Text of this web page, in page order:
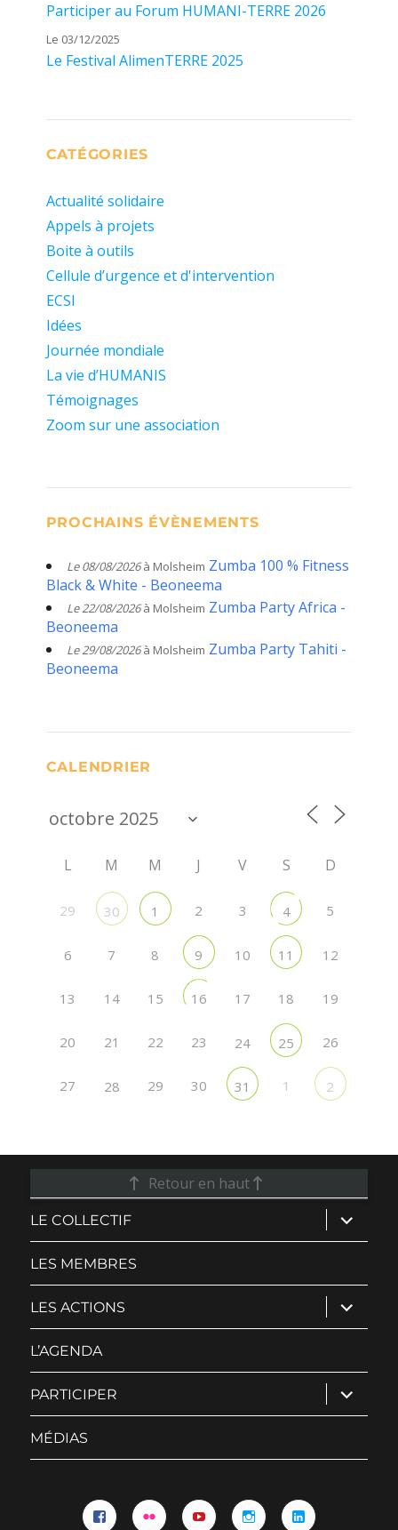
Participer au Forum HUMANI-TERRE 2026
Le 03/12/2025
Le Festival AlimenTERRE 2025
CATÉGORIES
Actualité solidaire
Appels à projets
Boite à outils
Cellule d’urgence et d'intervention
ECSI
Idées
Journée mondiale
La vie d’HUMANIS
Témoignages
Zoom sur une association
PROCHAINS ÉVÈNEMENTS
Le 08/08/2026à Molsheim Zumba 100 % Fitness
Black & White - Beoneema
Le 22/08/2026à Molsheim Zumba Party Africa -
Beoneema
Le 29/08/2026à Molsheim Zumba Party Tahiti -
Beoneema
CALENDRIER
L M M J V S D
29 30 1 2 3 4 5
6 7 8 9 10 11 12
13 14 15 16 17 18 19
20 21 22 23 24 25 26
27 28 29 30 31 1 2
Retour en haut
LE COLLECTIF ouvrir
le
sous-
LES MEMBRES
LES ACTIONS ouvrir
le
sous-
L’AGENDA
PARTICIPER ouvrir
le
sous-
MÉDIAS